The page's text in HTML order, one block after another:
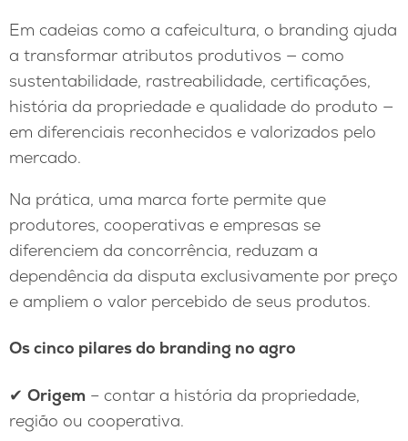
Em cadeias como a cafeicultura, o branding ajuda
a transformar atributos produtivos — como
sustentabilidade, rastreabilidade, certificações,
história da propriedade e qualidade do produto —
em diferenciais reconhecidos e valorizados pelo
mercado.
Na prática, uma marca forte permite que
produtores, cooperativas e empresas se
diferenciem da concorrência, reduzam a
dependência da disputa exclusivamente por preço
e ampliem o valor percebido de seus produtos.
Os cinco pilares do branding no agro
✔ Origem – contar a história da propriedade,
região ou cooperativa.